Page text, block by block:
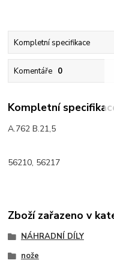
Kompletní specifikace
Komentáře 0
Kompletní
A.762 B.21,5
56210, 56217
Zboží zařazeno v
NÁHRADNÍ DÍLY
nože